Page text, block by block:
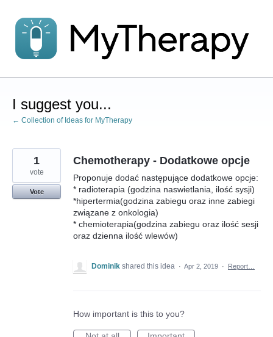
to
content
I suggest you...
← Collection of Ideas for MyTherapy
Chemotherapy - Dodatkowe opcje
Proponuje dodać następujące dodatkowe opcje:
* radioterapia (godzina naswietlania, ilość sysji)
*hipertermia(godzina zabiegu oraz inne zabiegi
związane z onkologia)
* chemioterapia(godzina zabiegu oraz ilość sesji
oraz dzienna ilość wlewów)
1
vote
Vote
Dominik shared this idea · Apr 2, 2019 · Report…
How important is this to you?